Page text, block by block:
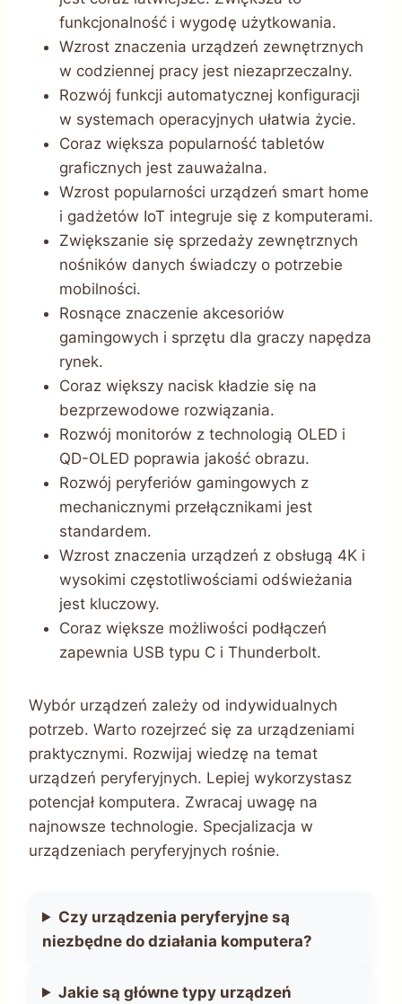
funkcjonalność i wygodę użytkowania.
Wzrost znaczenia urządzeń zewnętrznych
w codziennej pracy jest niezaprzeczalny.
Rozwój funkcji automatycznej konfiguracji
w systemach operacyjnych ułatwia życie.
Coraz większa popularność tabletów
graficznych jest zauważalna.
Wzrost popularności urządzeń smart home
i gadżetów IoT integruje się z komputerami.
Zwiększanie się sprzedaży zewnętrznych
nośników danych świadczy o potrzebie
mobilności.
Rosnące znaczenie akcesoriów
gamingowych i sprzętu dla graczy napędza
rynek.
Coraz większy nacisk kładzie się na
bezprzewodowe rozwiązania.
Rozwój monitorów z technologią OLED i
QD-OLED poprawia jakość obrazu.
Rozwój peryferiów gamingowych z
mechanicznymi przełącznikami jest
standardem.
Wzrost znaczenia urządzeń z obsługą 4K i
wysokimi częstotliwościami odświeżania
jest kluczowy.
Coraz większe możliwości podłączeń
zapewnia USB typu C i Thunderbolt.
Wybór urządzeń zależy od indywidualnych
potrzeb. Warto rozejrzeć się za urządzeniami
praktycznymi. Rozwijaj wiedzę na temat
urządzeń peryferyjnych. Lepiej wykorzystasz
potencjał komputera. Zwracaj uwagę na
najnowsze technologie. Specjalizacja w
urządzeniach peryferyjnych rośnie.
Czy urządzenia peryferyjne są
niezbędne do działania komputera?
Jakie są główne typy urządzeń